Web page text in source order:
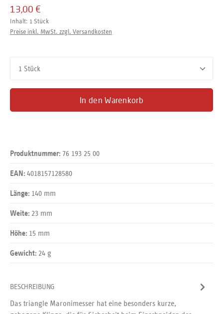
13,00 €
Inhalt: 1 Stück
Preise inkl. MwSt. zzgl. Versandkosten
In den Warenkorb
Produktnummer: 76 193 25 00
EAN: 4018157128580
Länge: 140 mm
Weite: 23 mm
Höhe: 15 mm
Gewicht: 24 g
BESCHREIBUNG
Das triangle Maronimesser hat eine besonders kurze,